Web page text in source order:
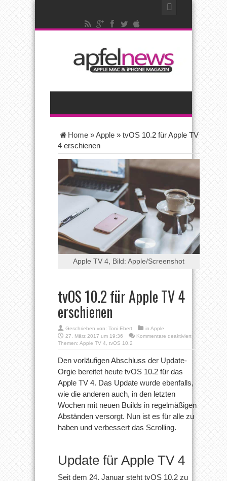
Home »Apple » tvOS 10.2 für Apple TV
4 erschienen
Apple TV 4, Bild: Apple/Screenshot
tvOS 10.2 für Apple TV 4
erschienen
Geschrieben von: Toni Ebert in Apple
27. März 2017 um 19:36
Kommentare deaktiviertfür
10.2
Apple
TV
erschienen
Themen: Apple TV 4 tvOS 10.2
Den vorläufigen Abschluss der Update-
Orgie bereitet heute tvOS 10.2 für das
Apple TV 4. Das Update wurde ebenfalls,
wie die anderen auch, in den letzten
Wochen mit neuen Builds in regelmäßigen
Abständen versorgt. Nun ist es für alle zu
haben und verbessert das Scrolling.
Update für Apple TV 4
Seit dem 24. Januar steht tvOS 10.2 zu